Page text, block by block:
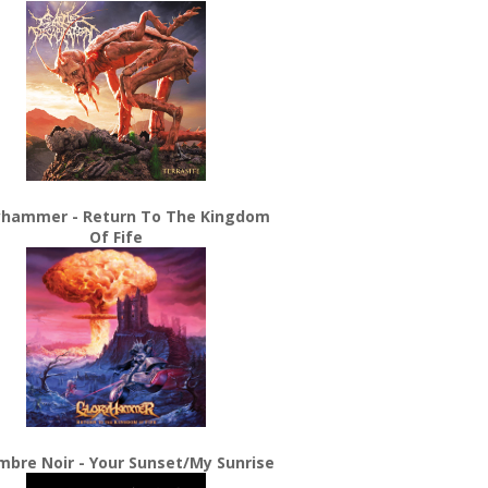
- Return To The Kingdom
Of Fife
Noir - Your Sunset/My Sunrise